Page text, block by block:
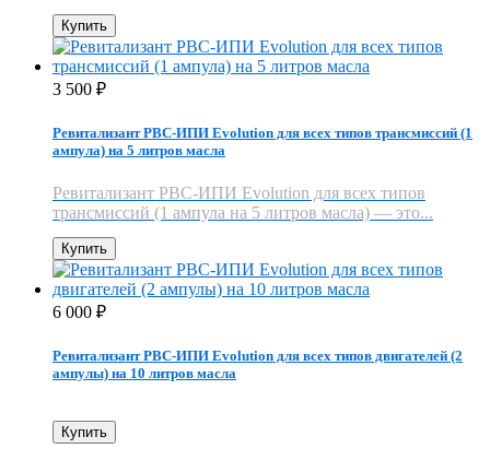
Купить
3 500 ₽
Ревитализант РВС-ИПИ Evolution для всех типов трансмиссий (1
ампула) на 5 литров масла
Ревитализант РВС-ИПИ Evolution для всех типов
трансмиссий (1 ампула на 5 литров масла) — это...
Купить
6 000 ₽
Ревитализант РВС-ИПИ Evolution для всех типов двигателей (2
ампулы) на 10 литров масла
Купить